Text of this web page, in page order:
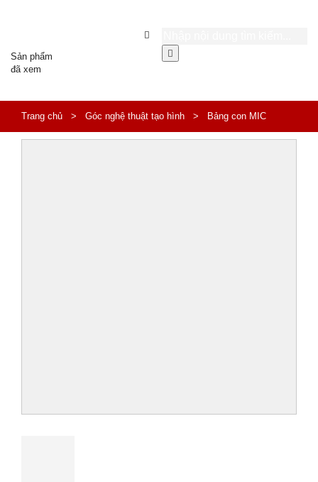
Sản phẩm
đã xem
Trang chủ > Góc nghệ thuật tạo hình > Bảng con MIC